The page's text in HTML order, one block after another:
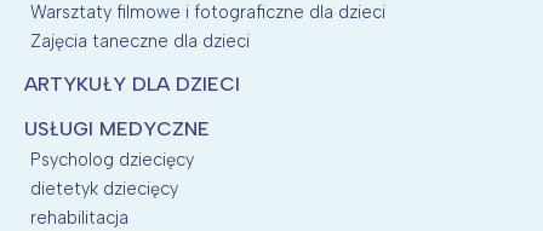
Warsztaty filmowe i fotograficzne dla dzieci
Zajęcia taneczne dla dzieci
ARTYKUŁY DLA DZIECI
USŁUGI MEDYCZNE
Psycholog dziecięcy
dietetyk dziecięcy
rehabilitacja